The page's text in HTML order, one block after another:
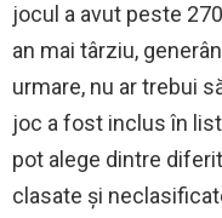
jocul a avut peste
an mai târziu,
urmare, nu ar trebui
joc a fost inclus în
pot alege dintre
clasate și